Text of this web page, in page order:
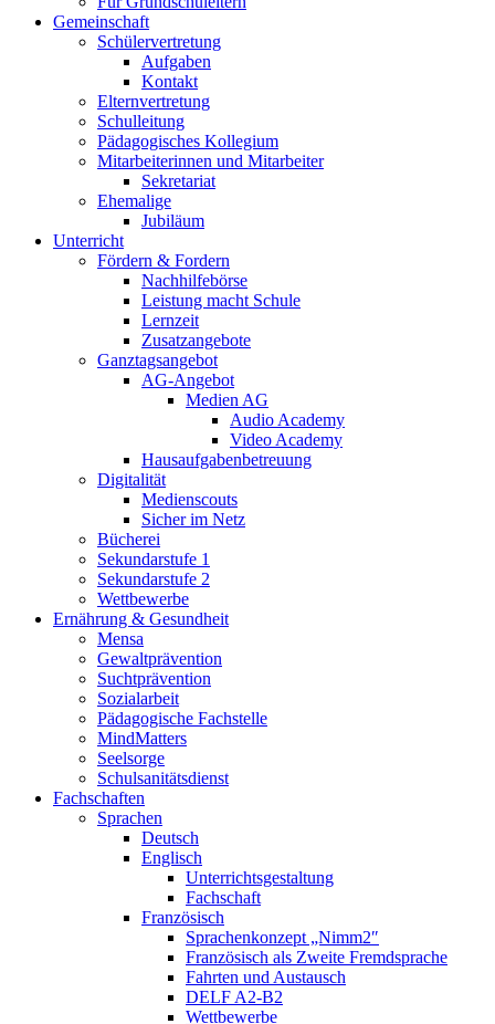
Gemeinschaft
Schülervertretung
Aufgaben
Kontakt
Elternvertretung
Schulleitung
Pädagogisches Kollegium
Mitarbeiterinnen und Mitarbeiter
Sekretariat
Ehemalige
Jubiläum
Unterricht
Fördern & Fordern
Nachhilfebörse
Leistung macht Schule
Lernzeit
Zusatzangebote
Ganztagsangebot
AG-Angebot
Medien AG
Audio Academy
Video Academy
Hausaufgabenbetreuung
Digitalität
Medienscouts
Sicher im Netz
Bücherei
Sekundarstufe 1
Sekundarstufe 2
Wettbewerbe
Ernährung & Gesundheit
Mensa
Gewaltprävention
Suchtprävention
Sozialarbeit
Pädagogische Fachstelle
MindMatters
Seelsorge
Schulsanitätsdienst
Fachschaften
Sprachen
Deutsch
Englisch
Unterrichtsgestaltung
Fachschaft
Französisch
Sprachenkonzept „Nimm2″
Französisch als Zweite Fremdsprache
Fahrten und Austausch
DELF A2-B2
Wettbewerbe